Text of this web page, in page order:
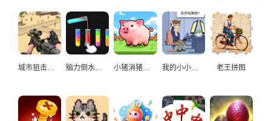
城市狙击手游戏 脑力倒水挑战 小猪消猪猪游戏 我的小小人生 老王拼图